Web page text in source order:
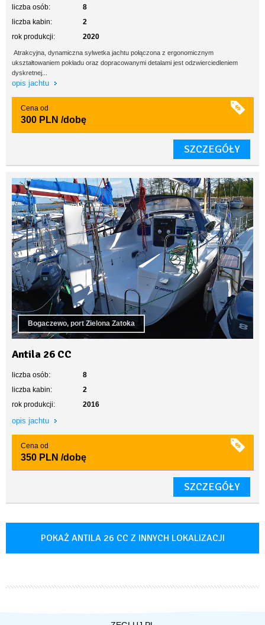
liczba osób:
8
liczba kabin:
2
rok produkcji:
2020
Atrakcyjna, dynamiczna sylwetka jachtu połączona z ergonomicznym
ukształtowaniem pokładu oraz dopracowanymi detalami jest odzwierciedleniem
dyskretnej...
opis jachtu
Cena od
300 PLN /dobę
SZCZEGÓŁY
Bogaczewo, port Zielona Zatoka
Antila 26 CC
liczba osób:
8
liczba kabin:
2
rok produkcji:
2016
opis jachtu
Cena od
350 PLN /dobę
SZCZEGÓŁY
POKAŻ ANTILA 26 CC Z INNYCH LOKALIZACJI